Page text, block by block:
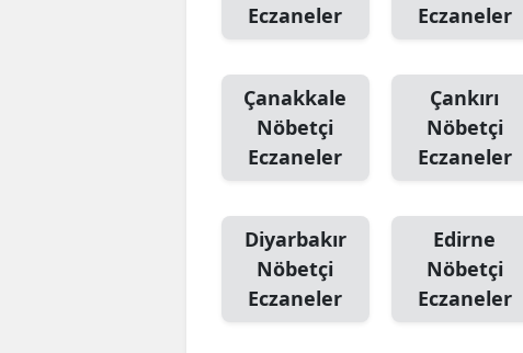
Eczaneler
Eczaneler
Çanakkale
Nöbetçi
Eczaneler
Çankırı
Nöbetçi
Eczaneler
Diyarbakır
Nöbetçi
Eczaneler
Edirne
Nöbetçi
Eczaneler